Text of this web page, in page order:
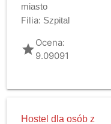
miasto
Filia: Szpital
gradeOcena:
9.09091
Hostel dla osób z